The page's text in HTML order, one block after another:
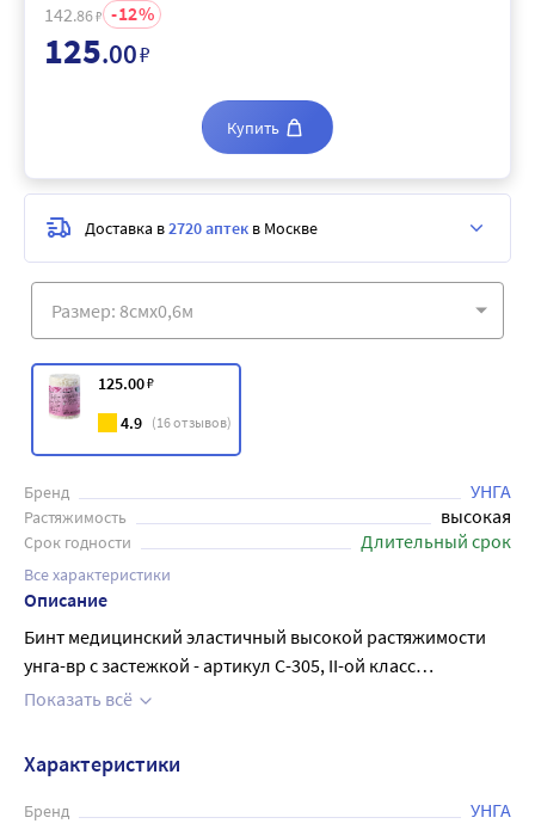
125.00₽
4.9 (16отзывов)
Бренд УНГА
Растяжимость высокая
Срок годности Длительный срок
Все характеристики
Описание
Бинт медицинский эластичный высокой растяжимости
унга-вр с застежкой - артикул С-305, II-ой класс
компрессии - предназначен для лечения варикозного
тромбофлебитов, после склерозирования и
флебэктомии; при лечении растяжений, травм суставов
(вывихов, ушибов). Длина: 0,6 м; ширина: 8 см; застёжка -
Показать всё
142.86₽ 12
125.00₽
Купить
Доставка в2720 аптек в Москве
Характеристики
Бренд УНГА